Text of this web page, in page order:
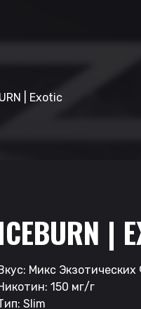
| Exotic
|
Микс Экзотических
150 мг/г
Slim